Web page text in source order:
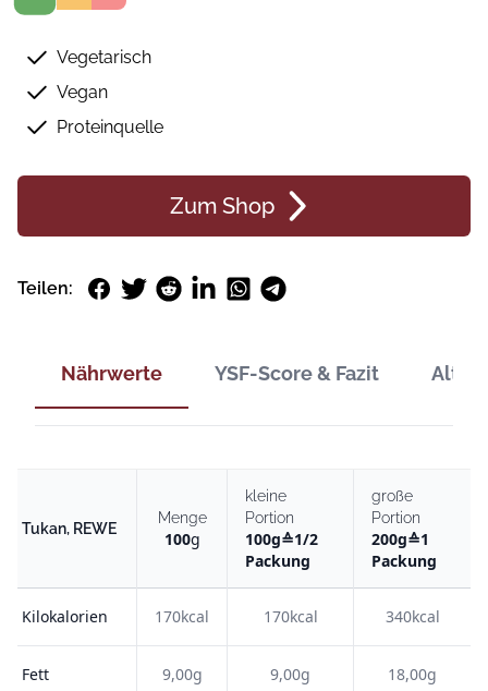
Vegetarisch
Vegan
Proteinquelle
Zum Shop
Teilen: Facebook
TwitterRedditLinkedInWhatsApp
Telegram
Nährwerte YSF-Score & Fazit
Tukan, REWE
Menge
100g
kleine
Portion
100g≙1/2
Packung
große
Portion
200g≙1
Packung
Kilokalorien 170kcal 170kcal 340kcal
Fett 9,00g 9,00g 18,00g